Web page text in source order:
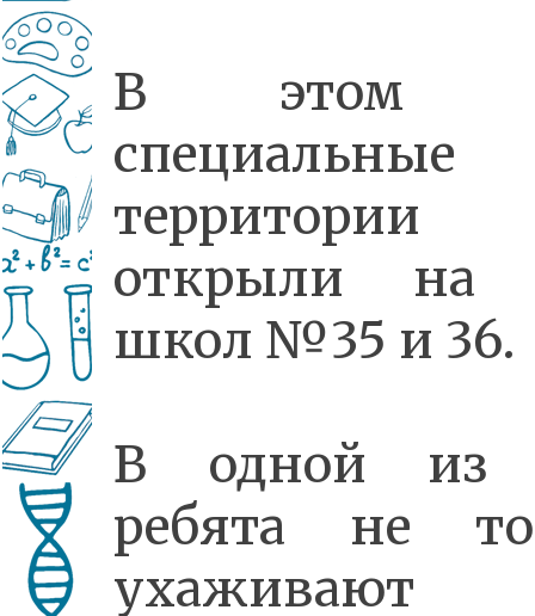
В этом
специальные
территории
открыли на
школ №35 и 36.
В одной из
ребята не